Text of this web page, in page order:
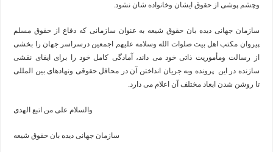
وچشم پوشی از حقوق ایشان وخانواده شان نشود.
سازمان جهانی دیده بان حقوق شیعه به عنوان سازمانی که دفاع از حقوق مسلم
پیروان مکتب اهل بیت صلوات الله وسلامه علیهم اجمعین درسراسر جهان را بخشی
از رسالت ومأموریت ذاتی خود می داند، آمادگی کامل خود را برای ایفای نقشی
سازنده در این پرونده وبه جریان انداختن آن در محافل حقوقی ونهادهای بین المللی
تا روشن شدن ابعاد مختلف آن اعلام می دارد.
والسلام علی من اتبع الهدی
سازمان جهانی دیده بان حقوق شیعه